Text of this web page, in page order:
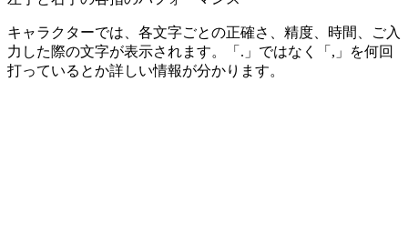
キャラクターでは、各文字ごとの正確さ、精度、時間、ご入
力した際の文字が表示されます。「.」ではなく「,」を何回
打っているとか詳しい情報が分かります。